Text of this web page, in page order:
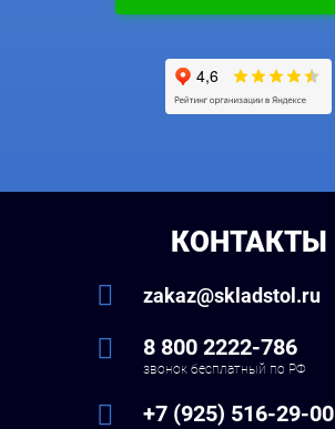
КОНТАКТЫ
zakaz@skladstol.ru
8 800 2222-786
звонок бесплатный по РФ
+7 (925) 516-29-00